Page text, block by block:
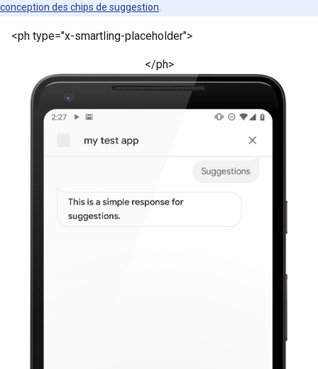
conception des chips de suggestion
<ph type="x-smartling-placeholder">
</ph>